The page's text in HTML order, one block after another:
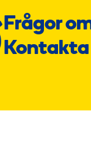
Frågor